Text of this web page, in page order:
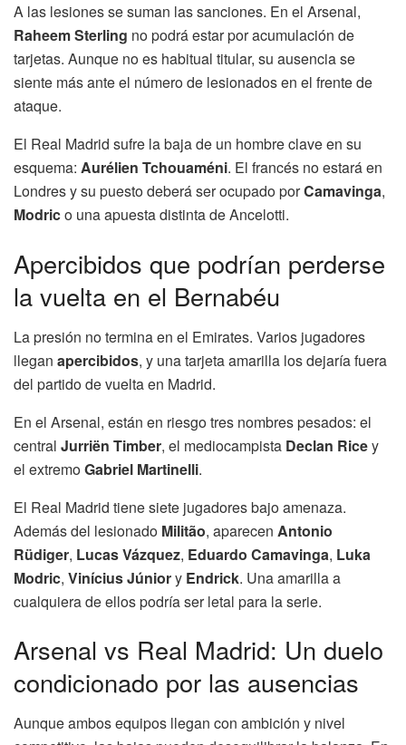
A las lesiones se suman las sanciones. En el Arsenal,
Raheem Sterling no podrá estar por acumulación de
tarjetas. Aunque no es habitual titular, su ausencia se
siente más ante el número de lesionados en el frente de
ataque.
El Real Madrid sufre la baja de un hombre clave en su
esquema: Aurélien Tchouaméni. El francés no estará en
Londres y su puesto deberá ser ocupado porCamavinga,
Modrico una apuesta distinta de Ancelotti.
Apercibidos que podrían perderse
la vuelta en el Bernabéu
La presión no termina en el Emirates. Varios jugadores
llegan apercibidos, y una tarjeta amarilla los dejaría fuera
del partido de vuelta en Madrid.
En el Arsenal, están en riesgo tres nombres pesados: el
central Jurriën Timber, el mediocampista Declan Ricey
el extremoGabriel Martinelli.
El Real Madrid tiene siete jugadores bajo amenaza.
Además del lesionado Militão, aparecen Antonio
Rüdiger, Lucas Vázquez, Eduardo Camavinga, Luka
Modric, Vinícius Júniory Endrick. Una amarilla a
cualquiera de ellos podría ser letal para la serie.
Arsenal vs Real Madrid: Un duelo
condicionado por las ausencias
Aunque ambos equipos llegan con ambición y nivel